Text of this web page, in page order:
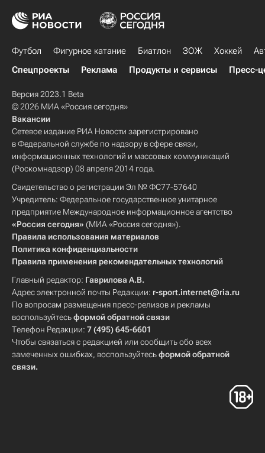
Футбол Фигурное катание Биатлон ЗОЖ Хоккей
Спецпроекты
Реклама Продукты и сервисы Пресс-
Версия 2023.1 Beta
© 2026 МИА «Россия сегодня»
Вакансии
Сетевое издание РИА Новости зарегистрировано
в Федеральной службе по надзору в сфере связи,
информационных технологий и массовых коммуникаций
(Роскомнадзор) 08 апреля 2014 года.
Свидетельство о регистрации Эл № ФС77-57640
Учредитель: Федеральное государственное унитарное
предприятие Международное информационное агентство
«Россия сегодня» (МИА «Россия сегодня»).
Правила использования материалов
Политика конфиденциальности
Правила применения рекомендательных технологий
Главный редактор: Гаврилова А.В.
Адрес электронной почты Редакции: r-sport.internet@ria.ru
По вопросам размещения пресс-релизов и рекламы
воспользуйтесьформой обратной связи
Телефон Редакции: 7 (495) 645-6601
Чтобы связаться с редакцией или сообщить обо всех
замеченных ошибках, воспользуйтесьформой обратной
связи.